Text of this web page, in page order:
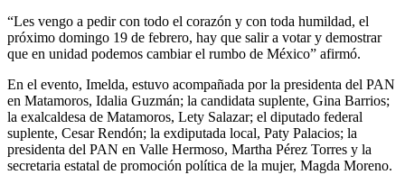
“Les vengo a pedir con todo el corazón y con toda humildad, el
próximo domingo 19 de febrero, hay que salir a votar y demostrar
que en unidad podemos cambiar el rumbo de México” afirmó.
En el evento, Imelda, estuvo acompañada por la presidenta del PAN
en Matamoros, Idalia Guzmán; la candidata suplente, Gina Barrios;
la exalcaldesa de Matamoros, Lety Salazar; el diputado federal
suplente, Cesar Rendón; la exdiputada local, Paty Palacios; la
presidenta del PAN en Valle Hermoso, Martha Pérez Torres y la
secretaria estatal de promoción política de la mujer, Magda Moreno.